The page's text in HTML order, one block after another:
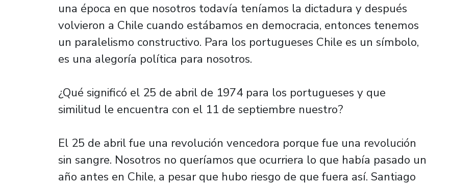
una época en que nosotros todavía teníamos la dictadura y después
volvieron a Chile cuando estábamos en democracia, entonces tenemos
un paralelismo constructivo. Para los portugueses Chile es un símbolo,
es una alegoría política para nosotros.
¿Qué significó el 25 de abril de 1974 para los portugueses y que
similitud le encuentra con el 11 de septiembre nuestro?
El 25 de abril fue una revolución vencedora porque fue una revolución
sin sangre. Nosotros no queríamos que ocurriera lo que había pasado un
año antes en Chile, a pesar que hubo riesgo de que fuera así. Santiago